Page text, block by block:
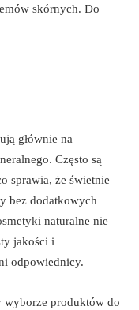
skórnych. Do
głównie na
Często są
sprawia, że świetnie
bez dodatkowych
naturalne nie
jakości i
odpowiednicy.
wyborze produktów do